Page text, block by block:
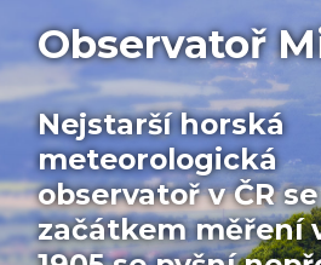
Observatoř
Nejstarší horská
meteorologická
observatoř v ČR se
začátkem měření